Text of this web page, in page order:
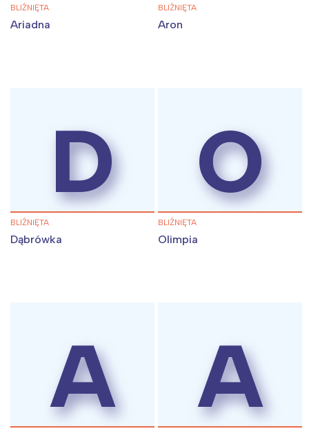
BLIŹNIĘTA
Ariadna
BLIŹNIĘTA
Aron
D
BLIŹNIĘTA
Dąbrówka
O
BLIŹNIĘTA
Olimpia
A A